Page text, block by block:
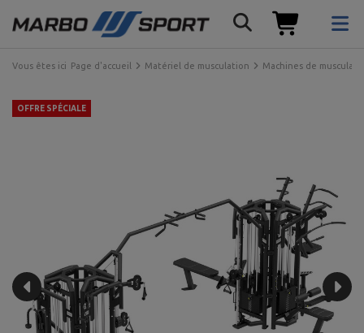
Vous êtes ici Page d'accueil Matériel de musculation Machines de
OFFRE SPÉCIALE